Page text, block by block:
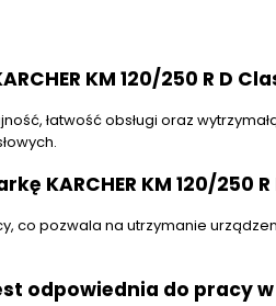
KM 120/250 R D
łatwość obsługi oraz
KARCHER KM 120/250 R
co pozwala na utrzymanie
jest odpowiednia do